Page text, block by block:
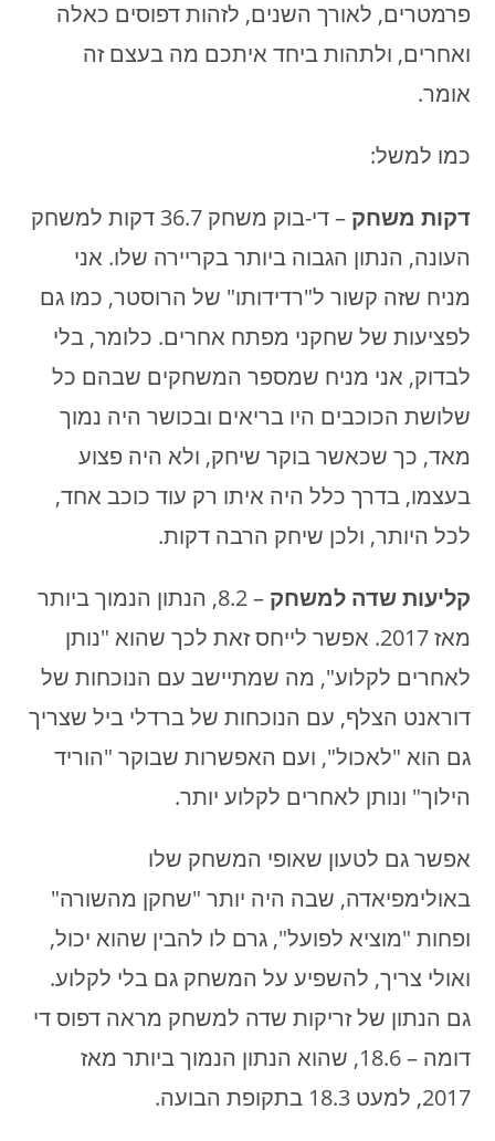
פרמטרים, לאורך השנים, לזהות דפוסים כאלה
ואחרים, ולתהות ביחד איתכם מה בעצם זה
אומר.
כמו למשל:
דקות משחק
– די-בוק משחק 36.7 דקות למשחק
העונה, הנתון הגבוה ביותר בקריירה שלו. אני
מניח שזה קשור ל"רדידותו" של הרוסטר, כמו גם
לפציעות של שחקני מפתח אחרים. כלומר, בלי
לבדוק, אני מניח שמספר המשחקים שבהם כל
שלושת הכוכבים היו בריאים ובכושר היה נמוך
מאד, כך שכאשר בוקר שיחק, ולא היה פצוע
בעצמו, בדרך כלל היה איתו רק עוד כוכב אחד,
לכל היותר, ולכן שיחק הרבה דקות.
קליעות שדה למשחק
– 8.2, הנתון הנמוך ביותר
מאז 2017. אפשר לייחס זאת לכך שהוא "נותן
לאחרים לקלוע", מה שמתיישב עם הנוכחות של
דוראנט הצלף, עם הנוכחות של ברדלי ביל שצריך
גם הוא "לאכול", ועם האפשרות שבוקר "הוריד
הילוך" ונותן לאחרים לקלוע יותר.
אפשר גם לטעון שאופי המשחק שלו
באולימפיאדה, שבה היה יותר "שחקן מהשורה"
ופחות "מוציא לפועל", גרם לו להבין שהוא יכול,
ואולי צריך, להשפיע על המשחק גם בלי לקלוע.
גם הנתון של זריקות שדה למשחק מראה דפוס די
דומה – 18.6, שהוא הנתון הנמוך ביותר מאז
2017, למעט 18.3 בתקופת הבועה.